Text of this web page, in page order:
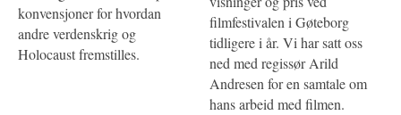
konvensjoner for hvordan
andre verdenskrig og
Holocaust fremstilles.
filmfestivalen i Gøteborg
tidligere i år. Vi har satt oss
ned med regissør Arild
Andresen for en samtale om
hans arbeid med filmen.